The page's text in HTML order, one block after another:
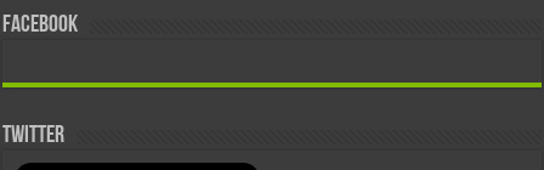
FACEBOOK
TWITTER